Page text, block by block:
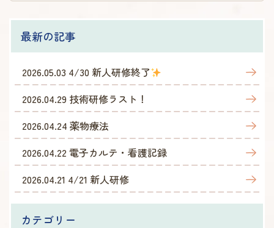
最新の記事
2026.05.03 4/30 新人研修終了
2026.04.29 技術研修ラスト！
2026.04.24 薬物療法
2026.04.22 電子カルテ・看護記録
2026.04.21 4/21 新人研修
カテゴリー